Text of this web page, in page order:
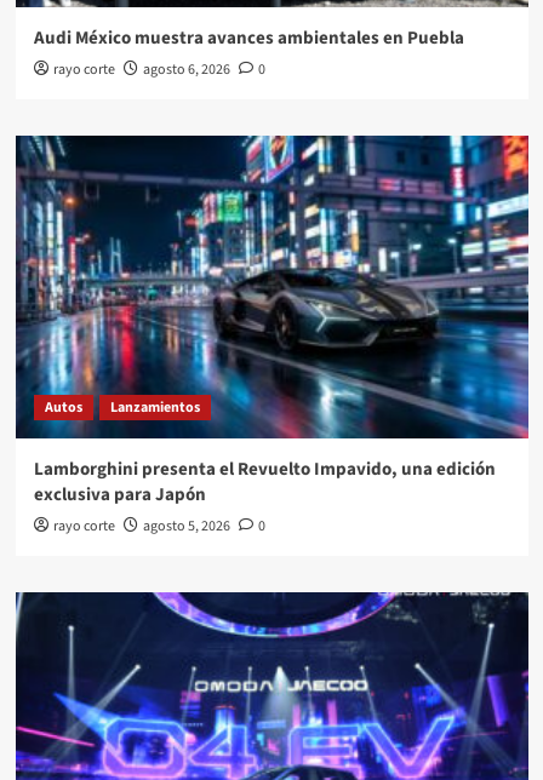
Audi México muestra avances ambientales en Puebla
rayo corte agosto 6, 2026 0
Autos Lanzamientos
Lamborghini presenta el Revuelto Impavido, una edición
exclusiva para Japón
rayo corte agosto 5, 2026 0